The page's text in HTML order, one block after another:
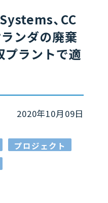
、CC
ンダの廃棄
プラントで適
2020年10月09日
プロジェクト